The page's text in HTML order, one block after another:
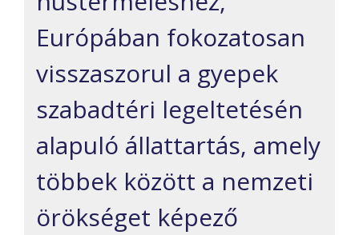
Európában fokozatosan
visszaszorul a gyepek
szabadtéri legeltetésén
alapuló állattartás, amely
többek között a nemzeti
örökséget képező